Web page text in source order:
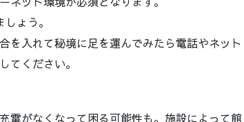
ょう。
を入れて秘境に足を運んでみたら電話やネット
てください。
電がなくなって困る可能性も。施設によって館